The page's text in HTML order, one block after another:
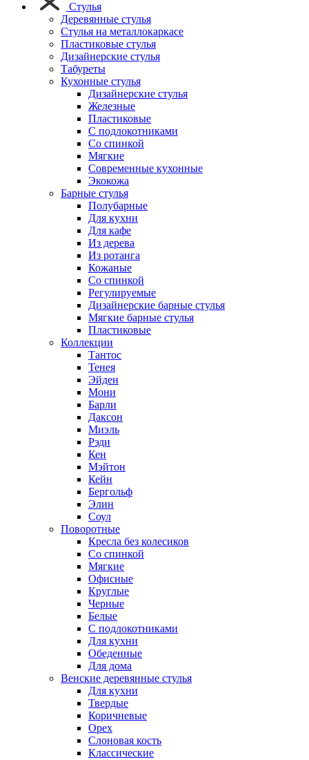
Стулья
Деревянные стулья
Стулья на металлокаркасе
Пластиковые стулья
Дизайнерские стулья
Табуреты
Кухонные стулья
Дизайнерские стулья
Железные
Пластиковые
С подлокотниками
Со спинкой
Мягкие
Современные кухонные
Экокожа
Барные стулья
Полубарные
Для кухни
Для кафе
Из дерева
Из ротанга
Кожаные
Со спинкой
Регулируемые
Дизайнерские барные стулья
Мягкие барные стулья
Пластиковые
Коллекции
Тантос
Тенея
Эйден
Мони
Барли
Даксон
Миэль
Рэди
Кен
Мэйтон
Кейн
Бергольф
Элин
Соул
Поворотные
Кресла без колесиков
Со спинкой
Мягкие
Офисные
Круглые
Черные
Белые
С подлокотниками
Для кухни
Обеденные
Для дома
Венские деревянные стулья
Для кухни
Твердые
Коричневые
Орех
Слоновая кость
Классические